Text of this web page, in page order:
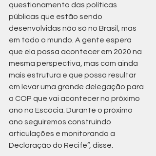
questionamento das políticas
públicas que estão sendo
desenvolvidas não só no Brasil, mas
em todo o mundo. A gente espera
que ela possa acontecer em 2020 na
mesma perspectiva, mas com ainda
mais estrutura e que possa resultar
em levar uma grande delegação para
a COP que vai acontecer no próximo
ano na Escócia. Durante o próximo
ano seguiremos construindo
articulações e monitorando a
Declaração do Recife”, disse.